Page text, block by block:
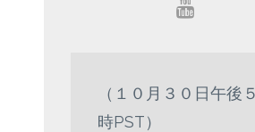
（１０月３０日午後５
時PST）